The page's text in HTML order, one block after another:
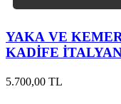
YAKA VE
KADİFE
5.700,00 TL